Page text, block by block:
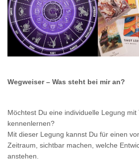
Wegweiser – Was steht bei mir an?
Möchtest Du eine individuelle Legung mit
kennenlernen?
Mit dieser Legung kannst Du für einen
Zeitraum, sichtbar machen, welche
anstehen.